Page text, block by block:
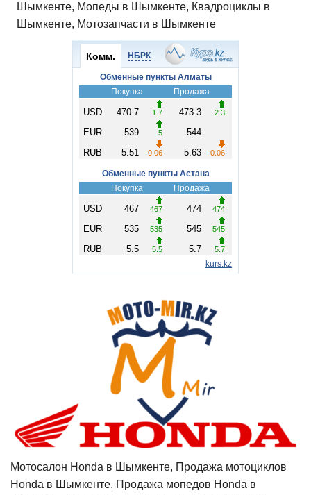
Шымкенте, Мопеды в Шымкенте, Квадроциклы в
Шымкенте, Мотозапчасти в Шымкенте
Мотосалон Honda в Шымкенте, Продажа мотоциклов
Honda в Шымкенте, Продажа мопедов Honda в